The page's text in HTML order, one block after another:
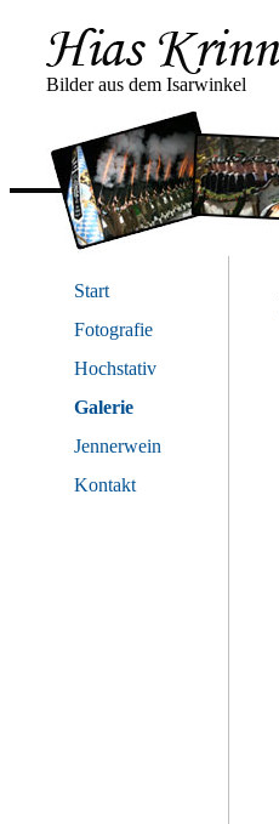
Bilder aus dem Isarwinkel
Start
Fotografie
Hochstativ
Galerie
Jennerwein
Kontakt